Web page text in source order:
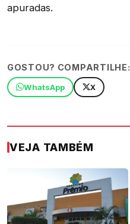
apuradas.
GOSTOU? COMPARTILHE:
WhatsApp X
VEJA TAMBÉM